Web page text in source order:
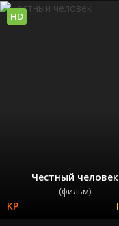
Честный человек
(фильм)
HD